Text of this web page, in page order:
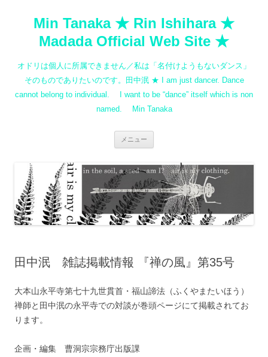
キ
ッ
Min Tanaka ★ Rin Ishihara ★
Madada Official Web Site ★
オドリは個人に所属できません／私は「名付けようもないダンス」
そのものでありたいのです。田中泯 ★ I am just dancer. Dance
cannot belong to individual. I want to be “dance” itself which is non
named. Min Tanaka
メニュー
田中泯 雑誌掲載情報 『禅の風』第35号
大本山永平寺第七十九世貫首・福山諦法（ふくやまたいほう）
禅師と田中泯の永平寺での対談が巻頭ページにて掲載されてお
ります。
企画・編集 曹洞宗宗務庁出版課